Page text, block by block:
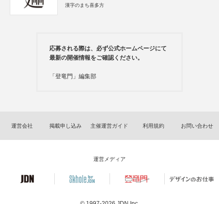
漢字のまち喜多方
応募される際は、必ず公式ホームページにて
最新の開催情報をご確認ください。
「登竜門」編集部
運営会社 掲載申し込み 主催運営ガイド 利用規約 お問い合わせ
運営メディア